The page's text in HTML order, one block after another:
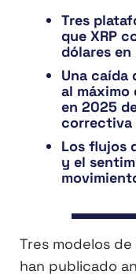
Tres
que XRP
dólares en
Una caída
al máximo
en 2025
correctiva
Los flujos
y el
Tres modelos de
han publicado